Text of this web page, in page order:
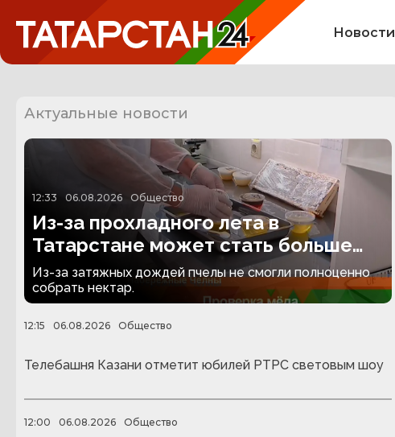
Новости
Актуальные новости
12:33 06.08.2026 Общество
Из-за прохладного лета в
Татарстане может стать больше
поддельного меда
Из-за затяжных дождей пчелы не смогли полноценно
собрать нектар.
12:15 06.08.2026 Общество
Телебашня Казани отметит юбилей РТРС световым шоу
12:00 06.08.2026 Общество